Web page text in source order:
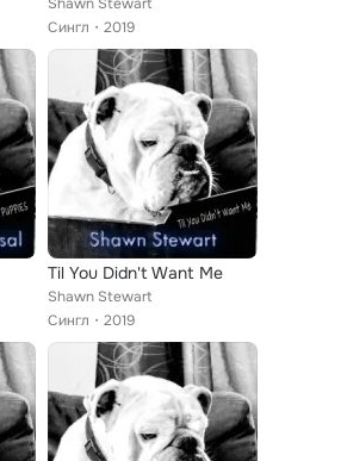
Сингл
2019
Til You Didn't Want Me
Shawn Stewart
Сингл
2019